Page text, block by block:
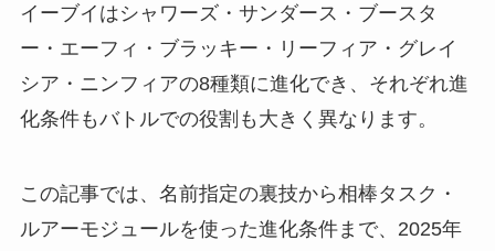
イーブイはシャワーズ・サンダース・ブースタ
ー・エーフィ・ブラッキー・リーフィア・グレイ
シア・ニンフィアの8種類に進化でき、それぞれ進
化条件もバトルでの役割も大きく異なります。
この記事では、名前指定の裏技から相棒タスク・
ルアーモジュールを使った進化条件まで、2025年